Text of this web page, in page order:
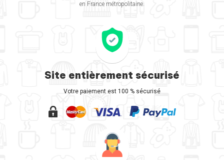
en France métropolitaine.
Site entièrement sécurisé
Votre paiement est 100 % sécurisé